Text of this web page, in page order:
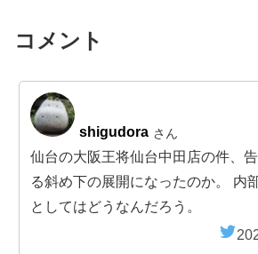
コメント
shigudora さん
仙台の大阪王将仙台中田店の件、
る斜め下の展開になったのか。 内
としてはどうなんだろう。